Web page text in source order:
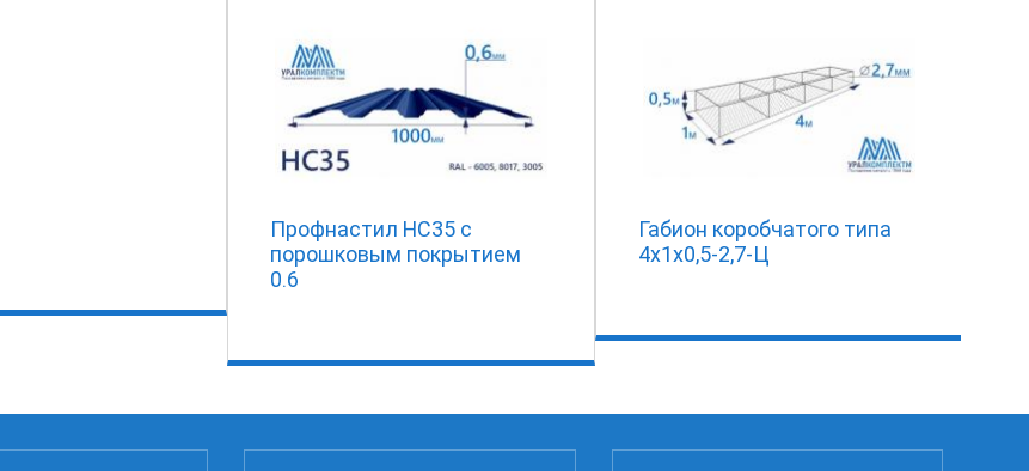
Профнастил НС35 с
порошковым покрытием
0.6
Габион коробчатого типа
4х1х0,5-2,7-Ц